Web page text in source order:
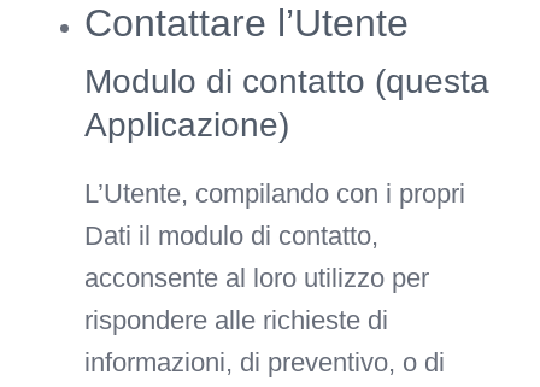
Contattare l’Utente
Modulo di contatto (questa
Applicazione)
L’Utente, compilando con i propri
Dati il modulo di contatto,
acconsente al loro utilizzo per
rispondere alle richieste di
informazioni, di preventivo, o di